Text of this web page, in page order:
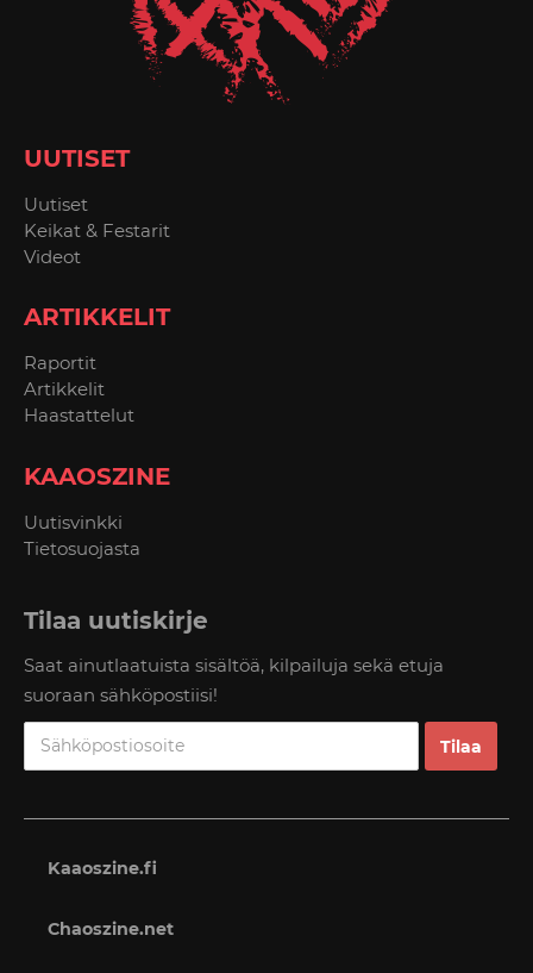
UUTISET
Uutiset
Keikat & Festarit
Videot
ARTIKKELIT
Raportit
Artikkelit
Haastattelut
KAAOSZINE
Uutisvinkki
Tietosuojasta
Tilaa uutiskirje
Saat ainutlaatuista sisältöä, kilpailuja sekä etuja
suoraan sähköpostiisi!
Kaaoszine.fi
Chaoszine.net